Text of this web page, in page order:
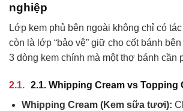
nghiệp
Lớp kem phủ bên ngoài không chỉ có
còn là lớp “bảo vệ” giữ cho cốt bánh
3 dòng kem chính mà một thợ bánh cần
2.1. Whipping Cream vs Topping
Whipping Cream (Kem sữa tươi):